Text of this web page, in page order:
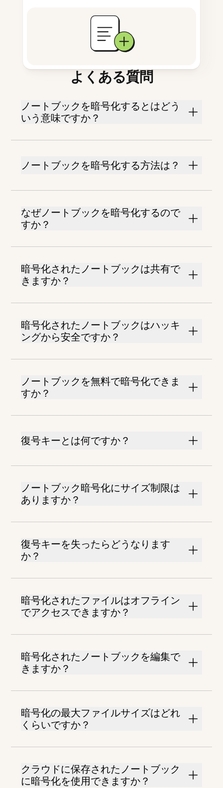
よくある質問
ノートブックを暗号化するとはどう
いう意味ですか？
ノートブックを暗号化する方法は？
なぜノートブックを暗号化するので
すか？
暗号化されたノートブックは共有で
きますか？
暗号化されたノートブックはハッキ
ングから安全ですか？
ノートブックを無料で暗号化できま
すか？
復号キーとは何ですか？
ノートブック暗号化にサイズ制限は
ありますか？
復号キーを失ったらどうなります
か？
暗号化されたファイルはオフライン
でアクセスできますか？
暗号化されたノートブックを編集で
きますか？
暗号化の最大ファイルサイズはどれ
くらいですか？
クラウドに保存されたノートブック
に暗号化を使用できますか？